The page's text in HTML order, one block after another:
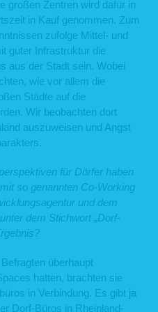
großen Zentren wird dafür in
in Kauf genommen. Zum
zufolge Mittel- und
guter Infrastruktur die
aus der Stadt sein. Wobei
wie vor allem die
Städte auf die
Wir beobachten dort
auszuweisen und Angst
für Dörfer haben
so genannten Co-Working
und dem
dem Stichwort „Dorf-
überhaupt
hatten, brachten sie
in Verbindung. Es gibt ja
Dorf-Büros in Rheinland-
für die vorübergehende
ist ebenfalls Art. 6 Abs. 1 lit. f DSGVO
insbesondere zur Abwehr von
werden diese Daten von uns
Daten ist uns ein Rückschluss auf
spätestens sieben Tagen werden die
auf Domainebene anonymisiert, sodass
zum einzelnen Nutzer herzustellen. In
Daten zusammen mit anderen
Nutzers, ein Abgleich mit anderen
an Dritte findet zu keinem Zeitpunkt statt.
eingebunden, welches Sie für die
können. Nehmen Sie diese Möglichkeit
eingegebenen Daten an uns
Daten ist Art. 6 Abs. 1 lit. f DSGVO. Die
Es erfolgt in diesem Zusammenhang
Sofern wir die Daten für andere Zwecke